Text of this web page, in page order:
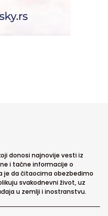
donosi najnovije vesti iz
i tačne informacije o
je da čitaocima obezbedimo
svakodnevni život, uz
u zemlji i inostranstvu.